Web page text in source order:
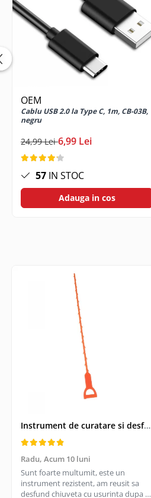
Casti wireless
Gadgets smartphone
Huse smartphone
Incarcatoare wireless
Incarcator auto
Lentile smartphone
Microfoane pentru smartphone
smartphone
Selfie Stickuri & Stative pentru
Smartphone
Stickers smartphone
Huse si protectii pentru Apple iPad
Huse si protectii pentru Apple iPad
Huse si protectii pentru Apple iPad
Huse si protectii pentru Apple iPad
Huse si protectii pentru Samsung
Galaxy Tab A9
Huse si protectii pentru Samsung
Galaxy Tab A9+
Tastatura tableta
Accesorii Televizoare
OEM
Cablu USB 2.0 la Type C, 1m, CB-03B,
negru
24,99 Lei6,99 Lei
57 IN STOC
Adauga in cos
Instrument de curatare si desfundare coloane de scurgeri, Drain Cleaner, lungime 51 cm
Radu, Acum 10 luni
Sunt foarte multumit, este un
instrument rezistent, am reusit sa
desfund chiuveta cu usurinta dupa ce